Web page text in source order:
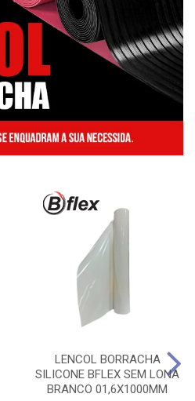
LENCOL BORRACHA
SILICONE BFLEX SEM LONA
BRANCO 01,6X1000MM